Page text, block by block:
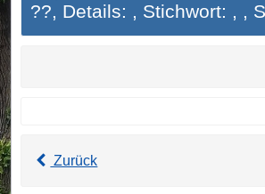
??, Details: , Stichwort: , ,
Zurück